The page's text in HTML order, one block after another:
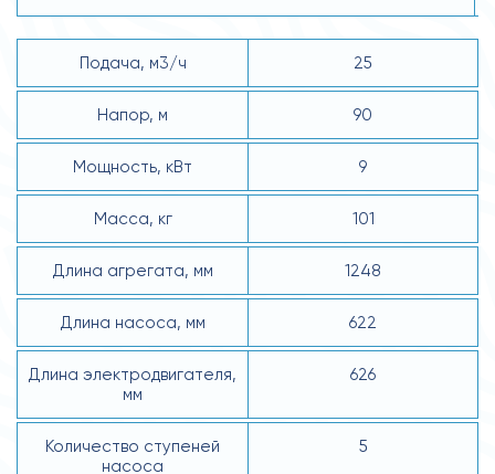
Подача, м3/ч 25
Напор, м 90
Мощность, кВт 9
Масса, кг 101
Длина агрегата, мм 1248
Длина насоса, мм 622
Длина электродвигателя,
мм
626
Количество ступеней
насоса
5